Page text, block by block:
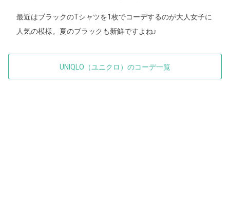
最近はブラックのTシャツを1枚でコーデするのが大人女子に
人気の模様。夏のブラックも新鮮ですよね♪
UNIQLO（ユニクロ）のコーデ一覧